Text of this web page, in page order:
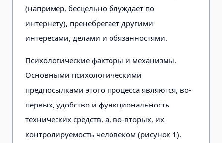
(например, бесцельно блуждает по
интернету), пренебрегает другими
интересами, де­лами и обязанностями.
Психологические факторы и меха­низмы.
Основными психологически­ми
предпосылками этого процесса являются, во-
первых, удобство и фун­кциональность
технических средств, а, во-вторых, их
контролируемость человеком (рисунок 1).